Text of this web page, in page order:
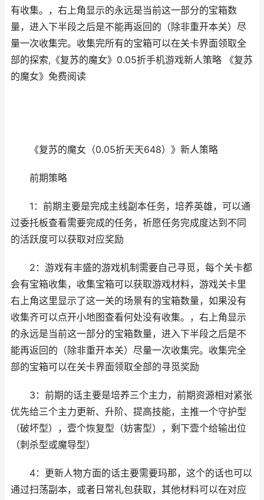
有收集。，右上角显示的永远是当前这一部分的宝箱数
量，进入下半段之后是不能再返回的（除非重开本关）尽
量一次收集完。收集完所有的宝箱可以在关卡界面领取全
部的探索,《复苏的魔女》0.05折手机游戏新人策略 《复苏
的魔女》免费阅读
《复苏的魔女（0.05折天天648）》新人策略
前期策略
1：前期主要是完成主线副本任务，培养英雄，可以通
过委托板查看需要完成的任务，祈愿任务完成度达到不同
的活跃度可以获取对应奖励
2：游戏有丰盛的游戏机制需要自己寻觅，每个关卡都
会有宝箱收集，收集宝箱可以获取游戏材料，游戏关卡里
右上角这里显示了这一关的场景有的宝箱数量，如果没有
收集齐可以点开小地图查看何处没有收集。，右上角显示
的永远是当前这一部分的宝箱数量，进入下半段之后是不
能再返回的（除非重开本关）尽量一次收集完。收集完全
部的宝箱可以在关卡界面领取全部的寻觅奖励
3：前期的话主要是培养三个主力，前期资源相对紧张
优先给三个主力更新、升阶、提高技能，主推一个守护型
（破坏型），壹个恢复型（妨害型），剩下壹个给输出位
（刺杀型或魔导型）
4：更新人物方面的话主要需要玛那，这个的话也可以
通过扫荡副本，或者日常礼包获取，其他材料可以在对应